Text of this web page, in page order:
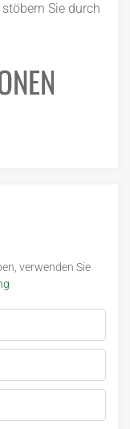
Sie durch
verwenden Sie